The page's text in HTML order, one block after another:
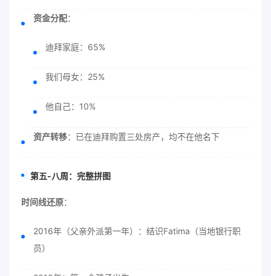
资金分配：
迪拜家庭：65%
我们母女：25%
他自己：10%
资产转移：已在迪拜购置三处房产，均不在他名下
第五-八周：完整拼图
时间线还原：
2016年（父亲外派第一年）：结识Fatima（当地银行职
员）